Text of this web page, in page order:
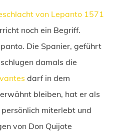
von Lepanto 1571
noch ein Begriff.
Die Spanier, geführt
damals die
darf in dem
bleiben, hat er als
miterlebt und
von Don Quijote